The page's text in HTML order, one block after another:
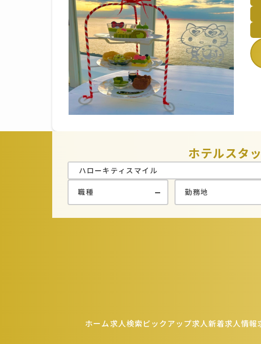
ホテルスタ
ホーム求人検索ピックアップ求人新着求人情報